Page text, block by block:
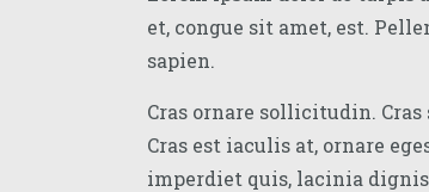
et, congue sit amet, est.
sapien.
Cras ornare sollicitudin.
Cras est iaculis at, ornare
imperdiet quis, lacinia